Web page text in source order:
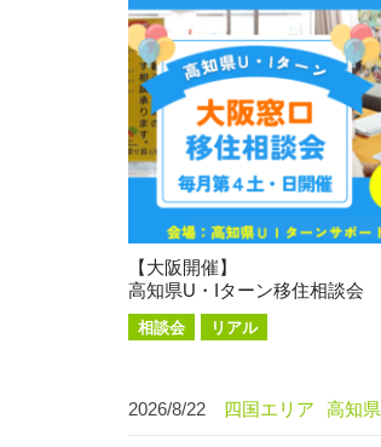
【大阪開催】
高知県U・Iターン移住相談会
相談会 リアル
2026/8/22 四国エリア 高知県